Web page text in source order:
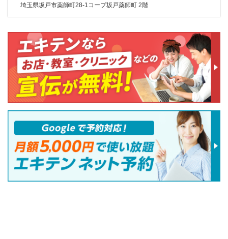
埼玉県坂戸市薬師町28-1コープ坂戸薬師町 2階